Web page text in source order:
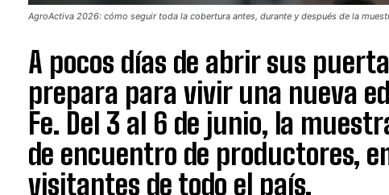
QUIERO SUSCRIBIRME
Leí y acepto la Política de Privacidad
AgroActiva 2026: cómo seguir toda la cobertura antes, durante y después de la
A pocos días de abrir sus
prepara para vivir una nueva
Fe. Del 3 al 6 de junio, la
de encuentro de productores,
visitantes de todo el país.